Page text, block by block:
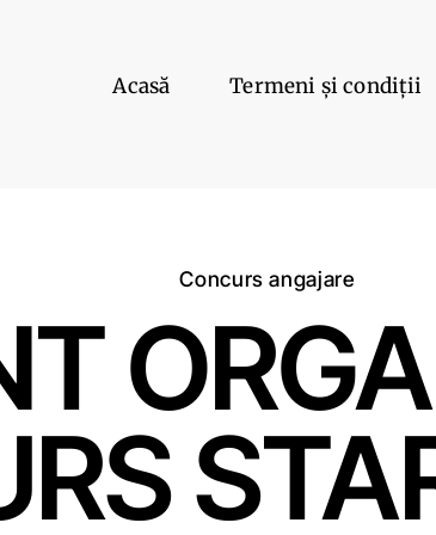
Acasă Termeni și condiții
Concurs angajare